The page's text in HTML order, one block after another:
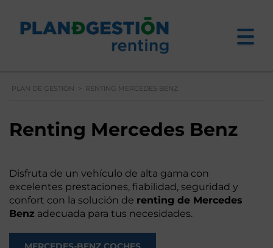
PLAN DE GESTIÓN > RENTING MERCEDES BENZ
Renting Mercedes Benz
Disfruta de un vehículo de alta gama con
excelentes prestaciones, fiabilidad, seguridad y
confort con la solución de renting de Mercedes
Benz adecuada para tus necesidades.